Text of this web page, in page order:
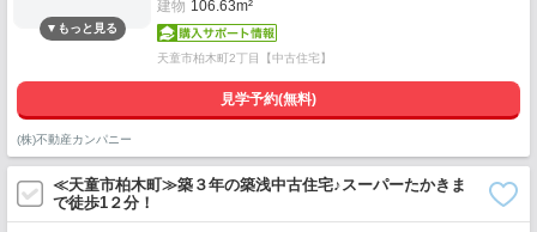
建物 106.63m²
天童市柏木町2丁目【中古住宅】
見学予約(無料)
(株)不動産カンパニー
≪天童市柏木町≫築３年の築浅中古住宅♪スーパーたかきま
で徒歩1２分！